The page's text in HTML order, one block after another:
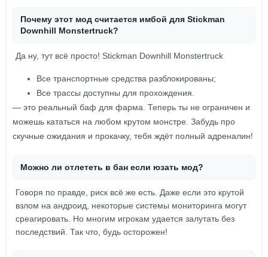
Почему этот мод считается имбой для Stickman
Downhill Monstertruck?
Да ну, тут всё просто! Stickman Downhill Monstertruck
Все транспортные средства разблокированы;
Все трассы доступны для прохождения.
— это реальный баф для фарма. Теперь ты не ограничен и
можешь кататься на любом крутом монстре. Забудь про
скучные ожидания и прокачку, тебя ждёт полный адреналин!
Можно ли отлететь в бан если юзать мод?
Говоря по правде, риск всё же есть. Даже если это крутой
взлом на андроид, некоторые системы мониторинга могут
среагировать. Но многим игрокам удается залутать без
последствий. Так что, будь осторожен!